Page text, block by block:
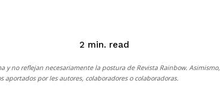
2 min. read
y no reflejan necesariamente la postura de Revista Rainbow. Asimismo,
por les autores, colaboradores o colaboradoras.